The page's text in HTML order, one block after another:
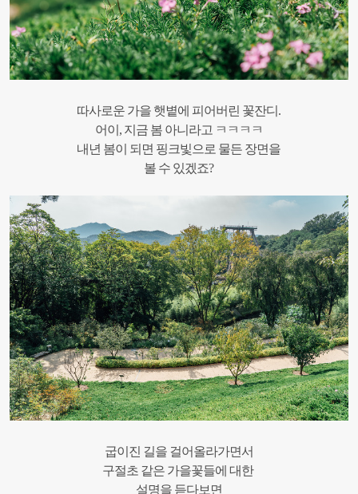
따사로운 가을 햇볕에 피어버린 꽃잔디.
어이, 지금 봄 아니라고 ㅋㅋㅋㅋ
내년 봄이 되면 핑크빛으로 물든 장면을
볼 수 있겠죠?
굽이진 길을 걸어올라가면서
구절초 같은 가을꽃들에 대한
설명을 듣다보면